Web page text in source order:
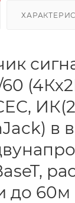
в
до 60м